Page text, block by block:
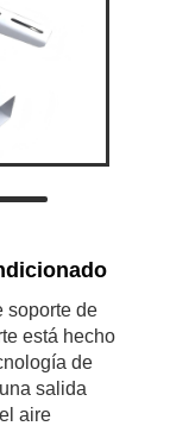
soporte de
está hecho
de
salida
aire